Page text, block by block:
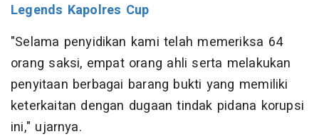
Legends Kapolres Cup
"Selama penyidikan kami telah memeriksa 64
orang saksi, empat orang ahli serta melakukan
penyitaan berbagai barang bukti yang memiliki
keterkaitan dengan dugaan tindak pidana korupsi
ini," ujarnya.